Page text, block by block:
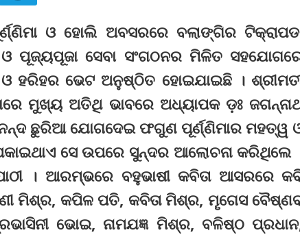
ଓ ହୋଲି ଅବସରରେ ବଲାଙ୍ଗିର
ପୂଜ୍ୟପୂଜା ସେବା ସଂଗଠନର ମିଳିତ
ହରିହର ଭେଟ ଅନୁଷ୍ଠିତ ହୋଇଯାଇଛି ।
ମୁଖ୍ୟ ଅତିଥି ଭାବରେ ଅଧ୍ୟାପକ ଡ଼ଃ
ଛୁରିଆ ଯୋଗଦେଇ ଫଗୁଣ ପୂର୍ଣ୍ଣିମାର ମହତ୍ୱ
ସେ ଉପରେ ସୁନ୍ଦର ଆଲୋଚନା କରିଥିଲେ
। ଆରମ୍ଭରେ ବହୁଭାଷୀ କବିତା ଆସରରେ
ମିଶ୍ର, କପିଳ ପତି, କବିତା ମିଶ୍ର, ମୄଗେସ
ଭୋଇ, ନାମଯଜ୍ଞ ମିଶ୍ର, ବଳିଷ୍ଠ